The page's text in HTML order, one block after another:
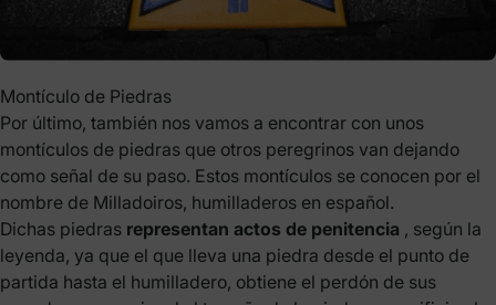
Montículo de Piedras
Por último, también nos vamos a encontrar con unos
montículos de piedras que otros peregrinos van dejando
como señal de su paso. Estos montículos se conocen por el
nombre de Milladoiros, humilladeros en español.
Dichas piedras representan actos de penitencia , según la
leyenda, ya que el que lleva una piedra desde el punto de
partida hasta el humilladero, obtiene el perdón de sus